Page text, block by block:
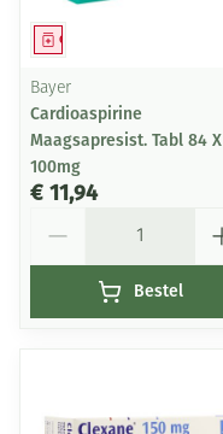
Geneesmiddel
Bayer
Cardioaspirine
Maagsapresist. Tabl 84 X
100mg
€ 11,94
Bestel